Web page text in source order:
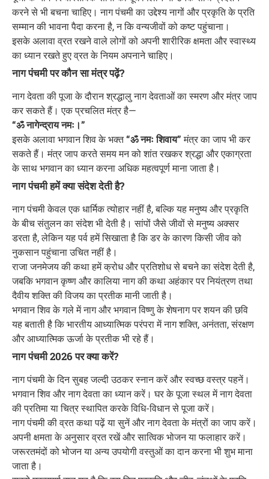
करने से भी बचना चाहिए। नाग पंचमी का उद्देश्य नागों और प्रकृति के प्रति
सम्मान की भावना पैदा करना है, न कि वन्यजीवों को कष्ट पहुंचाना।
इसके अलावा व्रत रखने वाले लोगों को अपनी शारीरिक क्षमता और स्वास्थ्य
का ध्यान रखते हुए व्रत के नियम अपनाने चाहिए।
नाग पंचमी पर कौन सा मंत्र पढ़ें?
नाग देवता की पूजा के दौरान श्रद्धालु नाग देवताओं का स्मरण और मंत्र जाप
कर सकते हैं। एक प्रचलित मंत्र है—
“ॐ नागेन्द्राय नमः।”
इसके अलावा भगवान शिव के भक्त“ॐ नमः शिवाय”मंत्र का जाप भी कर
सकते हैं। मंत्र जाप करते समय मन को शांत रखकर श्रद्धा और एकाग्रता
के साथ भगवान का ध्यान करना अधिक महत्वपूर्ण माना जाता है।
नाग पंचमी हमें क्या संदेश देती है?
नाग पंचमी केवल एक धार्मिक त्योहार नहीं है, बल्कि यह मनुष्य और प्रकृति
के बीच संतुलन का संदेश भी देती है। सांपों जैसे जीवों से मनुष्य अक्सर
डरता है, लेकिन यह पर्व हमें सिखाता है कि डर के कारण किसी जीव को
नुकसान पहुंचाना उचित नहीं है।
राजा जनमेजय की कथा हमें क्रोध और प्रतिशोध से बचने का संदेश देती है,
जबकि भगवान कृष्ण और कालिया नाग की कथा अहंकार पर नियंत्रण तथा
दैवीय शक्ति की विजय का प्रतीक मानी जाती है।
भगवान शिव के गले में नाग और भगवान विष्णु के शेषनाग पर शयन की छवि
यह बताती है कि भारतीय आध्यात्मिक परंपरा में नाग शक्ति, अनंतता, संरक्षण
और आध्यात्मिक ऊर्जा के प्रतीक भी रहे हैं।
नाग पंचमी 2026 पर क्या करें?
नाग पंचमी के दिन सुबह जल्दी उठकर स्नान करें और स्वच्छ वस्त्र पहनें।
भगवान शिव और नाग देवता का ध्यान करें। घर के पूजा स्थल में नाग देवता
की प्रतिमा या चित्र स्थापित करके विधि-विधान से पूजा करें।
नाग पंचमी की व्रत कथा पढ़ें या सुनें और नाग देवता के मंत्रों का जाप करें।
अपनी क्षमता के अनुसार व्रत रखें और सात्विक भोजन या फलाहार करें।
जरूरतमंदों को भोजन या अन्य उपयोगी वस्तुओं का दान करना भी शुभ माना
जाता है।